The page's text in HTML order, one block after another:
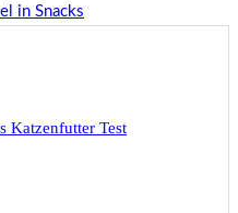
in Snacks
Katzenfutter Test